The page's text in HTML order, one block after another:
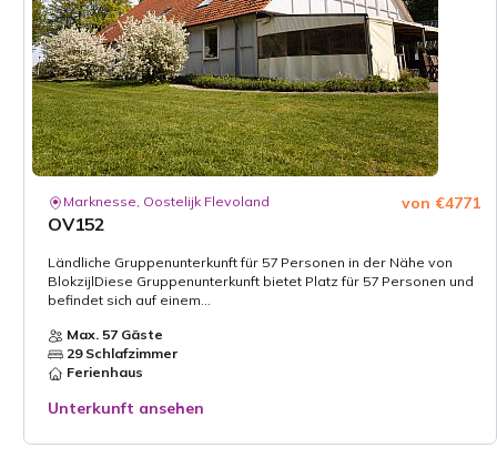
Marknesse, Oostelijk Flevoland
OV152
von €4771
Ländliche Gruppenunterkunft für 57 Personen in der Nähe von
BlokzijlDiese Gruppenunterkunft bietet Platz für 57 Personen und
befindet sich auf einem...
Max. 57 Gäste
29 Schlafzimmer
Ferienhaus
Unterkunft ansehen